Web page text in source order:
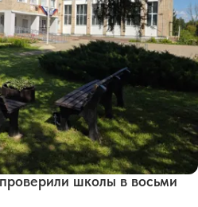
школы в восьми